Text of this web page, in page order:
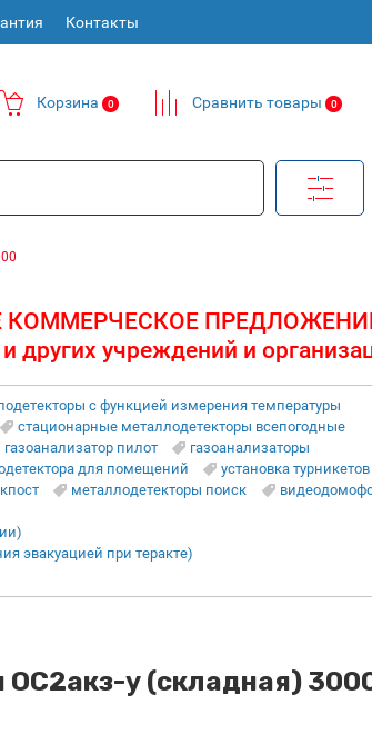
Контакты
Корзина 0 Сравнить товары 0
других учреждений и
с функцией измерения температуры
стационарные металлодетекторы всепогодные
газоанализатор пилот
газоанализаторы
для помещений
установка
металлодетекторы поиск
эвакуацией при теракте)
у (складная)